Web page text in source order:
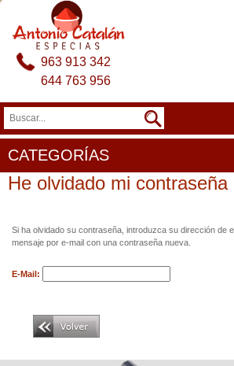
963 913 342
644 763 956
CATEGORÍAS
He olvidado mi contraseña
Si ha olvidado su contraseña, introduzca su dirección de
mensaje por e-mail con una contraseña nueva.
E-Mail: